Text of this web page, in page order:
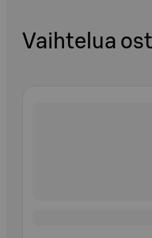
Vaihtelua